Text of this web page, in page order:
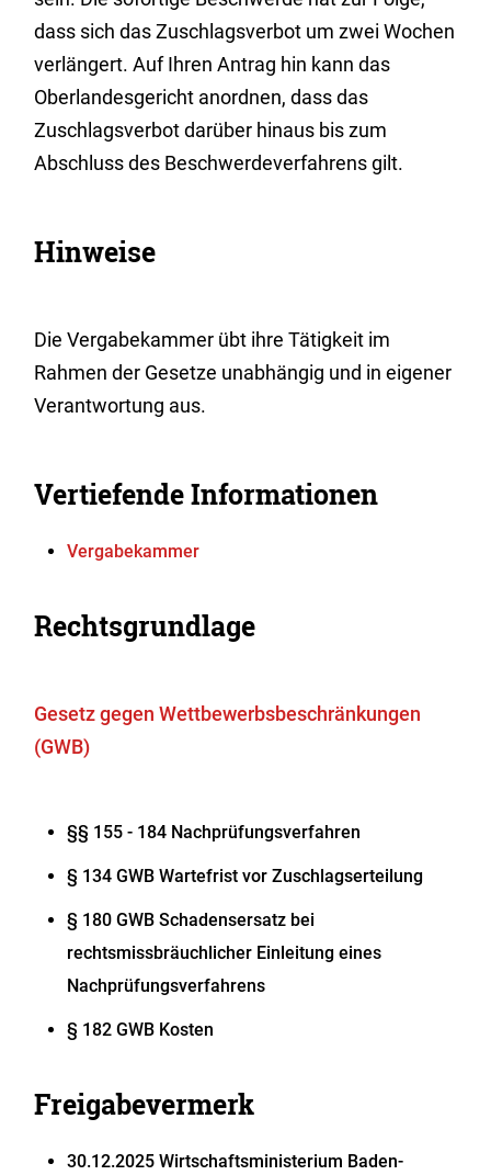
dass sich das Zuschlagsverbot um zwei Wochen
verlängert. Auf Ihren Antrag hin kann das
Oberlandesgericht anordnen, dass das
Zuschlagsverbot darüber hinaus bis zum
Abschluss des Beschwerdeverfahrens gilt.
Hinweise
Die Vergabekammer übt ihre Tätigkeit im
Rahmen der Gesetze unabhängig und in eigener
Verantwortung aus.
Vertiefende Informationen
Vergabekammer
Rechtsgrundlage
Gesetz gegen Wettbewerbsbeschränkungen
(GWB)
§§ 155 - 184 Nachprüfungsverfahren
§ 134 GWB Wartefrist vor Zuschlagserteilung
§ 180 GWB Schadensersatz bei
rechtsmissbräuchlicher Einleitung eines
Nachprüfungsverfahrens
§ 182 GWB Kosten
Freigabevermerk
30.12.2025 Wirtschaftsministerium Baden-